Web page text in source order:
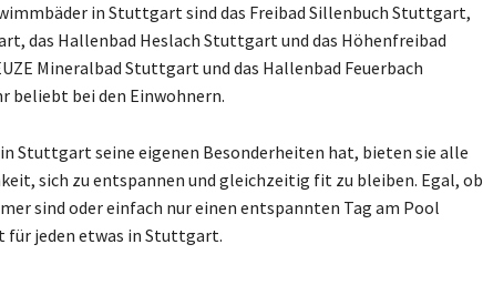
in Stuttgart sind das Freibad Sillenbuch Stuttgart,
das Hallenbad Heslach Stuttgart und das Höhenfreibad
Mineralbad Stuttgart und das Hallenbad Feuerbach
beliebt bei den Einwohnern.
Stuttgart seine eigenen Besonderheiten hat, bieten sie alle
sich zu entspannen und gleichzeitig fit zu bleiben. Egal, ob
sind oder einfach nur einen entspannten Tag am Pool
für jeden etwas in Stuttgart.